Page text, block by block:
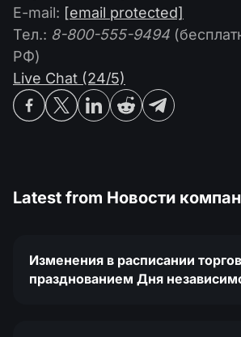
E-mail: [email protected]
Тел.: 8-800-555-9494
РФ)
Live Chat (24/5)
Latest from Новости
Изменения в расписании
празднованием Дня